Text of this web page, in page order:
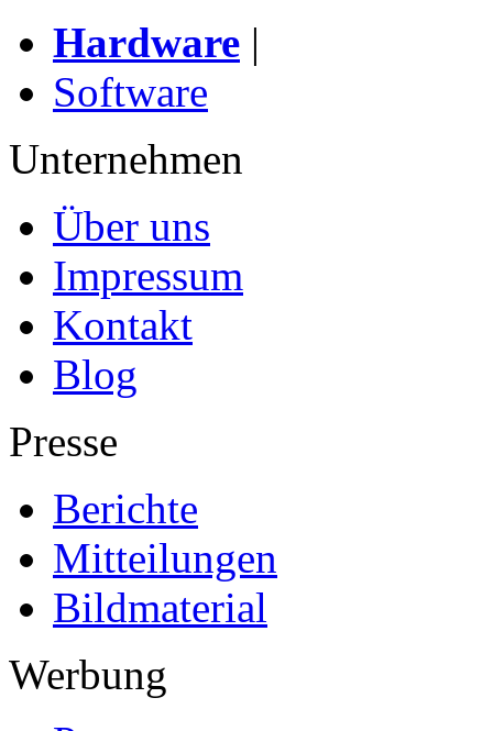
Hardware |
Software
Unternehmen
Über uns
Impressum
Kontakt
Blog
Presse
Berichte
Mitteilungen
Bildmaterial
Werbung